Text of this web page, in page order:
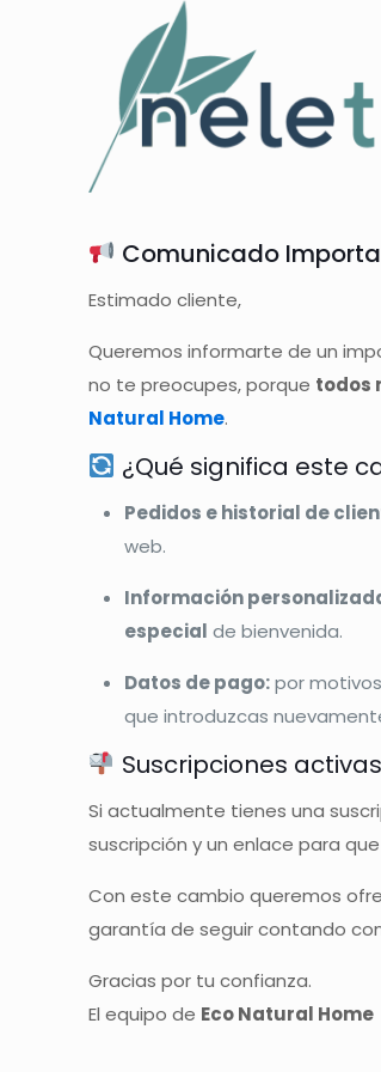
Comunicado
Estimado cliente,
Queremos informarte de un
no te preocupes, porque todos
Natural Home.
¿Qué significa este
Pedidos e historial de
web.
Información
especial de bienvenida.
Datos de pago:por
que introduzcas
Suscripciones activas
Si actualmente tienes una
suscripción y un enlace para
Con este cambio queremos
garantía de seguir contando
Gracias por tu confianza.
El equipo de Eco Natural Home